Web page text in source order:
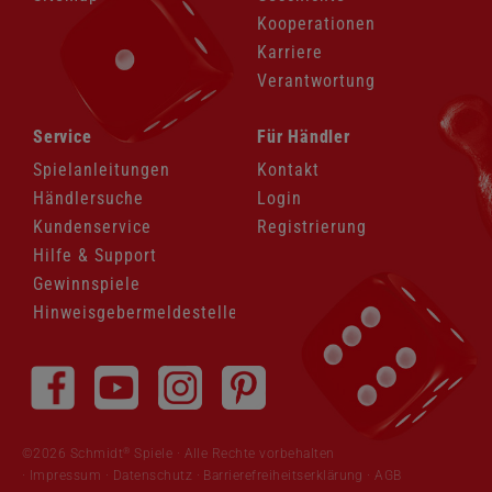
Kooperationen
Karriere
Verantwortung
Navigation
überspringen
Service
Spielanleitungen
Händlersuche
Kundenservice
Hilfe & Support
Gewinnspiele
Hinweisgebermeldestelle
Navigation
überspringen
Für Händler
Kontakt
Login
Registrierung
überspringen
©2026 Schmidt ®
Spiele · Alle Rechte vorbehalten
Impressum · Datenschutz · Barrierefreiheitserklärung ·AGB